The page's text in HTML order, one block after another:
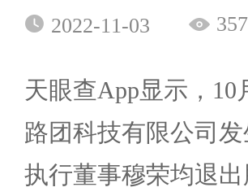
2022-11-03
天眼查App显示，
路团科技有限公司
执行董事穆荣均退